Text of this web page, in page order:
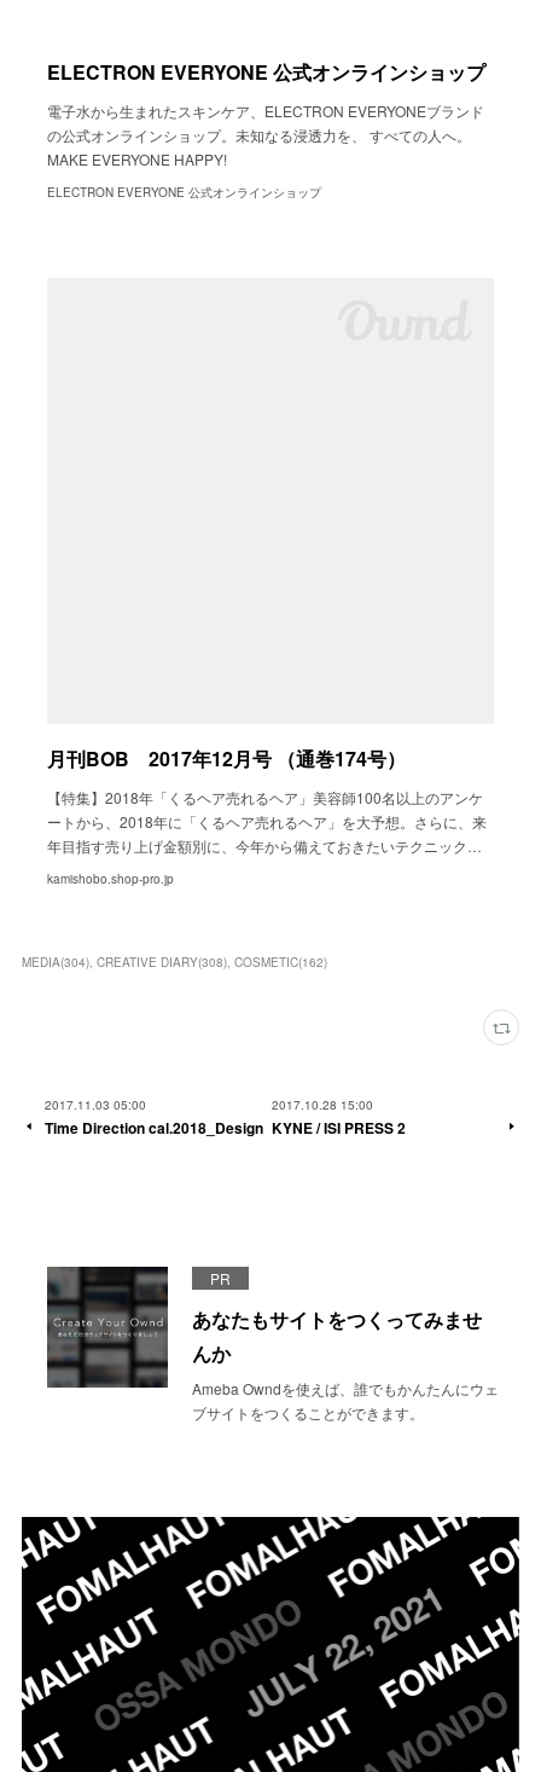
ELECTRON EVERYONE 公式オンラインショップ
電子水から生まれたスキンケア、ELECTRON EVERYONEブランド
の公式オンラインショップ。未知なる浸透力を、 すべての人へ。
MAKE EVERYONE HAPPY!
ELECTRON EVERYONE 公式オンラインショップ
月刊BOB 2017年12月号 （通巻174号）
【特集】2018年「くるヘア売れるヘア」美容師100名以上のアンケ
ートから、2018年に「くるヘア売れるヘア」を大予想。さらに、来
年目指す売り上げ金額別に、今年から備えておきたいテクニック…
kamishobo.shop-pro.jp
MEDIA(304) CREATIVE DIARY(308) COSMETIC(162)
2017.11.03 05:00
Time Direction cal.2018_Design
2017.10.28 15:00
KYNE / ISI PRESS 2
PR
あなたもサイトをつくってみませ
んか
Ameba Owndを使えば、誰でもかんたんにウェ
ブサイトをつくることができます。